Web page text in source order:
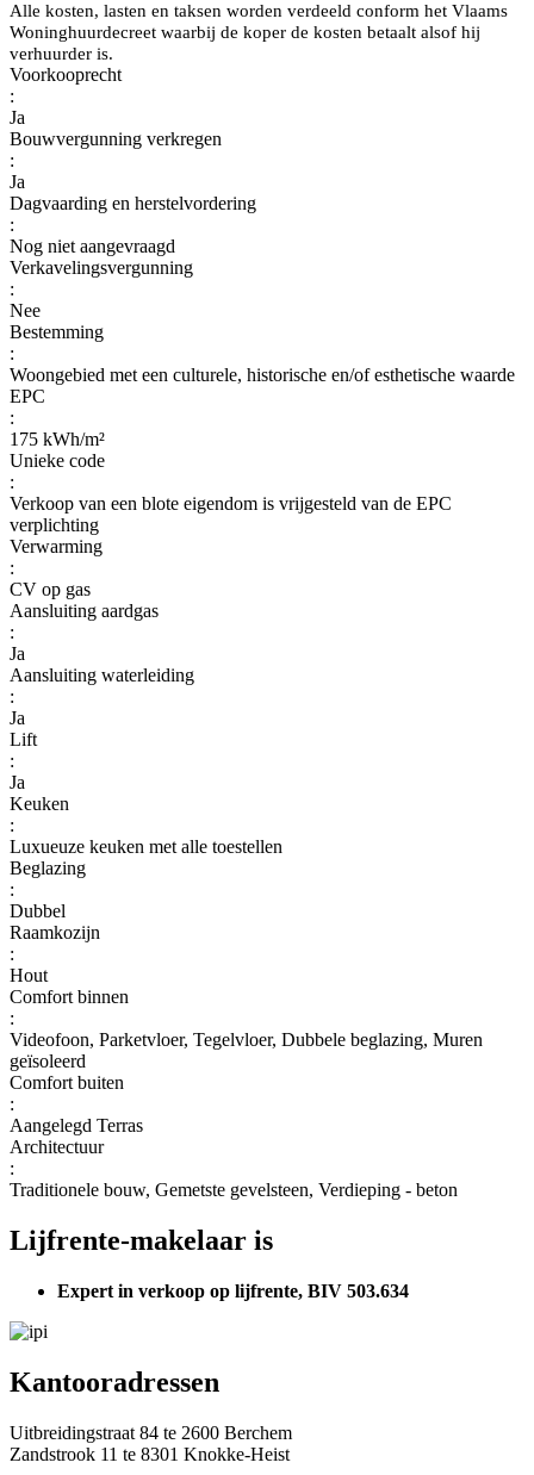
Alle kosten, lasten en taksen worden verdeeld conform het Vlaams
Woninghuurdecreet waarbij de koper de kosten betaalt alsof hij
verhuurder is.
Voorkooprecht
:
Ja
Bouwvergunning verkregen
:
Ja
Dagvaarding en herstelvordering
:
Nog niet aangevraagd
Verkavelingsvergunning
:
Nee
Bestemming
:
Woongebied met een culturele, historische en/of esthetische waarde
EPC
:
175 kWh/m²
Unieke code
:
Verkoop van een blote eigendom is vrijgesteld van de EPC
verplichting
Verwarming
:
CV op gas
Aansluiting aardgas
:
Ja
Aansluiting waterleiding
:
Ja
Lift
:
Ja
Keuken
:
Luxueuze keuken met alle toestellen
Beglazing
:
Dubbel
Raamkozijn
:
Hout
Comfort binnen
:
Videofoon, Parketvloer, Tegelvloer, Dubbele beglazing, Muren
geïsoleerd
Comfort buiten
:
Aangelegd Terras
Architectuur
:
Traditionele bouw, Gemetste gevelsteen, Verdieping - beton
Lijfrente-makelaar is
Expert in verkoop op lijfrente, BIV 503.634
Kantooradressen
Uitbreidingstraat 84 te 2600 Berchem
Zandstrook 11 te 8301 Knokke-Heist